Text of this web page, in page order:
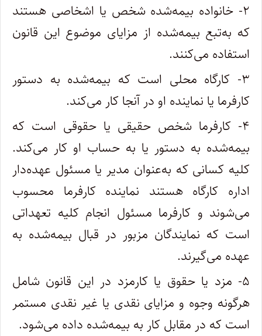
۲- خانواده بیمه‌شده شخص یا اشخاصی هستند
که به‌تبع بیمه‌شده از مزایای موضوع این قانون
استفاده می‌کنند.
۳- کارگاه محلی است که بیمه‌شده به دستور
کارفرما یا نماینده او در آنجا کار می‌کند.
۴- کارفرما شخص حقیقی یا حقوقی است که
بیمه‌شده به دستور یا به حساب او کار می‌کند.
کلیه کسانی که به‌عنوان مدیر یا مسئول عهده‌دار
اداره کارگاه هستند نماینده کارفرما محسوب
می‌شوند و کارفرما مسئول انجام کلیه تعهداتی
است که نمایندگان مزبور در قبال بیمه‌شده به
عهده می‌گیرند.
۵- مزد یا حقوق یا کارمزد در این قانون شامل
هرگونه وجوه و مزایای نقدی یا غیر نقدی مستمر
است که در مقابل کار به بیمه‌شده داده می‌شود.